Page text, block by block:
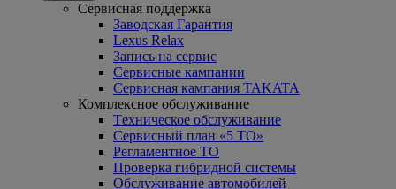
Сервисная поддержка
Заводская Гарантия
Lexus Relax
Запись на сервис
Сервисные кампании
Сервисная кампания TAKATA
Комплексное обслуживание
Tехническое обслуживание
Сервисный план «5 ТО»
Регламентное ТО
Проверка гибридной системы
Oбслуживание автомобилей